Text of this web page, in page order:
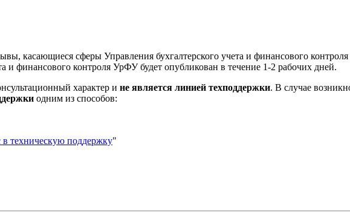
касающиеся сферы Управления бухгалтерского учета и финансового
и финансового контроля УрФУ будет опубликован в течение 1-2 рабочих дней.
характер и не является линией техподдержки. В случае
одним из способов:
в техническую поддержку"